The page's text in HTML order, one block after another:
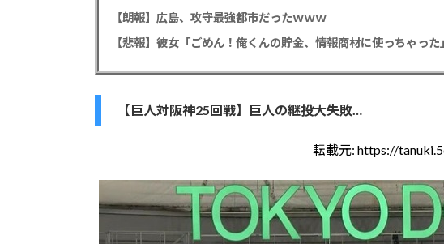
【朗報】広島、攻守最強都市だったｗｗｗ
【巨人対阪神25回戦】巨人の継投大失敗…
転載元:https://